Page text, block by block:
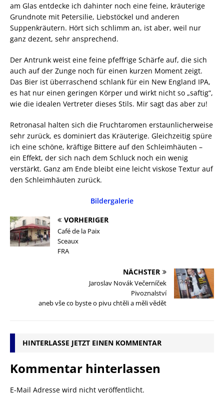
am Glas entdecke ich dahinter noch eine feine, kräuterige
Grundnote mit Petersilie, Liebstöckel und anderen
Suppenkräutern. Hört sich schlimm an, ist aber, weil nur
ganz dezent, sehr ansprechend.
Der Antrunk weist eine feine pfeffrige Schärfe auf, die sich
auch auf der Zunge noch für einen kurzen Moment zeigt.
Das Bier ist überraschend schlank für ein New England IPA,
es hat nur einen geringen Körper und wirkt nicht so „saftig“,
wie die idealen Vertreter dieses Stils. Mir sagt das aber zu!
Retronasal halten sich die Fruchtaromen erstaunlicherweise
sehr zurück, es dominiert das Kräuterige. Gleichzeitig spüre
ich eine schöne, kräftige Bittere auf den Schleimhäuten –
ein Effekt, der sich nach dem Schluck noch ein wenig
verstärkt. Ganz am Ende bleibt eine leicht viskose Textur auf
den Schleimhäuten zurück.
Bildergalerie
VORHERIGER
Café de la Paix
Sceaux
FRA
NÄCHSTER
Jaroslav Novák Večerníček
Pivoznalství
aneb vše co byste o pivu chtěli a měli vědět
HINTERLASSE JETZT EINEN KOMMENTAR
Kommentar hinterlassen
E-Mail Adresse wird nicht veröffentlicht.